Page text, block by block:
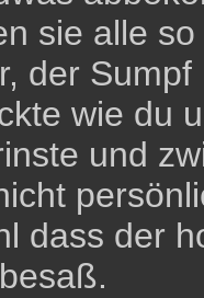
sie alle
der
wie du
und
dass der